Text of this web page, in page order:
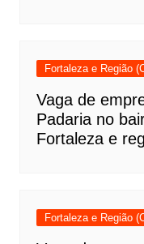
Fortaleza e Região
Vaga de
Padaria no
Fortaleza e
Fortaleza e Região